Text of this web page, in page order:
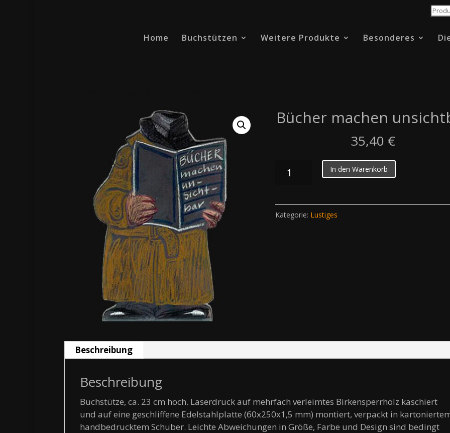
Suche
nach:
Home Buchstützen Weitere Produkte Besonderes
Bücher machen
35,40 €
Bücher
machen
Menge
In den Warenkorb
Kategorie: Lustiges
Beschreibung
Beschreibung
Buchstütze, ca. 23 cm hoch. Laserdruck auf mehrfach verleimtes Birkensperrholz kaschiert
und auf eine geschliffene Edelstahlplatte (60x250x1,5 mm) montiert, verpackt in
handbedrucktem Schuber. Leichte Abweichungen in Größe, Farbe und Design sind bedingt